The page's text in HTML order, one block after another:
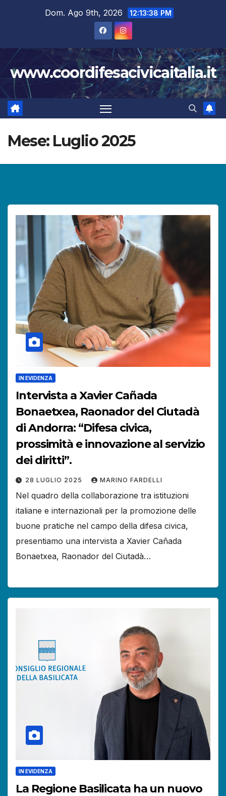
Dom. Ago 9th, 2026 12:13:40 PM
www.coordifesacivicaitalia.it
Mese: Luglio 2025
IN EVIDENZA
Intervista a Xavier Cañada
Bonaetxea, Raonador del Ciutadà
di Andorra: “Difesa civica,
prossimità e innovazione al servizio
dei diritti”.
28 LUGLIO 2025 MARINO FARDELLI
Nel quadro della collaborazione tra istituzioni
italiane e internazionali per la promozione delle
buone pratiche nel campo della difesa civica,
presentiamo una intervista a Xavier Cañada
Bonaetxea, Raonador del Ciutadà…
IN EVIDENZA
La Regione Basilicata ha un nuovo